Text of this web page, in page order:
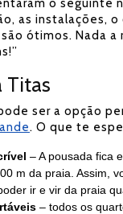
o seguinte
as instalações,
ótimos. Nada a
Titas
ser a opção
. O que te
– A pousada fica
m da praia. Assim,
ir e vir da praia
– todos os